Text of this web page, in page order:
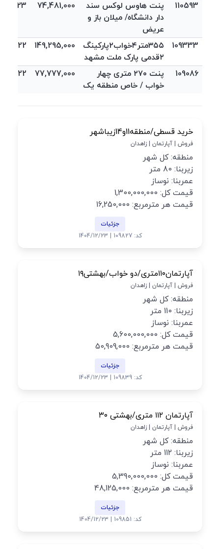
110593
پنت هاوس لوکس سند
دار دانشگاه/ میلان باز و
عریض
74,481,000
12/23
109333
۳۵۵متر۴خواب۲پارکینگ
۲قدمی پارک ملت مشهد
149,295,000
12/22
109086
پنت ۲۷۰ متری چهار
خواب / خاص منطقه یک
77,777,000
12/22
خرید قسطی/منطقه11و14زیباشهر
فروش | آپارتمان | زاهدان
منطقه: کل شهر
زیربنا: 80 متر
عمربنا: نوساز
قیمت کل: 1,300,000,000
قیمت هر مترمربع: 16,250,000
جزئیات
کد: 109827 | 1404/12/23
آپارتمان۱۱۰متری/دو خواب/بهشتی۱۹
فروش | آپارتمان | زاهدان
منطقه: کل شهر
زیربنا: 110 متر
عمربنا: نوساز
قیمت کل: 5,600,000,000
قیمت هر مترمربع: 50,909,000
جزئیات
کد: 109839 | 1404/12/23
آپارتمان ۱۱۲ متری/بهشتی ۳۰
فروش | آپارتمان | زاهدان
منطقه: کل شهر
زیربنا: 112 متر
عمربنا: نوساز
قیمت کل: 5,390,000,000
قیمت هر مترمربع: 48,125,000
جزئیات
کد: 109851 | 1404/12/23